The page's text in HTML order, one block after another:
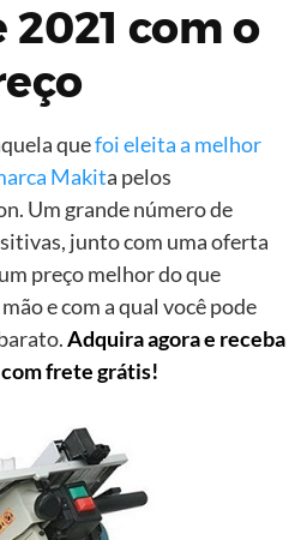
com o
quefoi eleita a melhor
Makita pelos
Um grande número de
junto com uma oferta
preço melhor do que
e com a qual você pode
Adquira agora e receba
frete grátis!